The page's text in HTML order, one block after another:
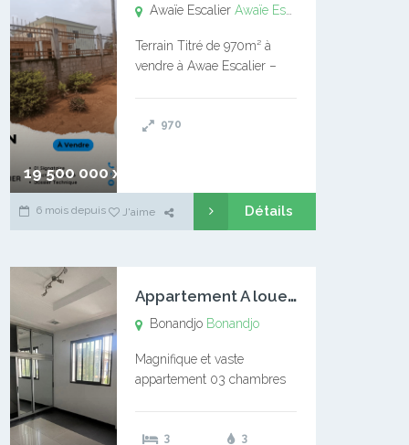
19 500 000 xaf
Awaïe EscalierAwaïe Escalier
Terrain Titré de 970m² à
vendre à Awae Escalier –
l’Université Catholique –
970
6 mois depuis J'aime Détails
A
ppartement A louer Bonandjo
Bonandjo Bonandjo
Magnifique et vaste
appartement 03 chambres
douches 01 vaste salon 01
3
3